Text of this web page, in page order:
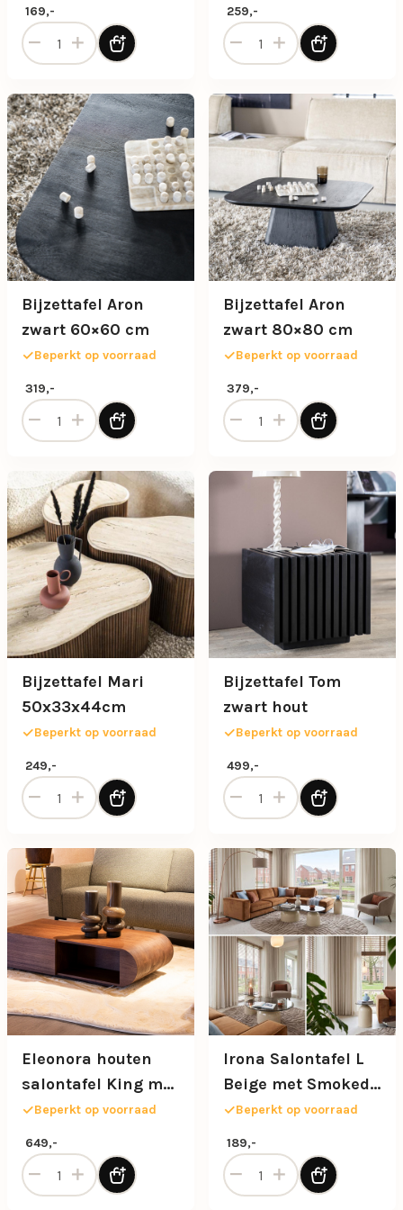
169,-
Bijzettafel “Boogie S” – Zwart Ø55 cm aantal
259,-
Bijzettafel “Boogie” L –
Bijzettafel Aron
zwart 60×60 cm
Beperkt op voorraad
319,-
Bijzettafel Aron zwart 60x60 cm aantal
Bijzettafel Aron
zwart 80×80 cm
Beperkt op voorraad
379,-
Bijzettafel Aron zwart
Bijzettafel Mari
50x33x44cm
Beperkt op voorraad
249,-
Bijzettafel Mari 50x33x44cm aantal
Bijzettafel Tom
zwart hout
Beperkt op voorraad
499,-
Bijzettafel Tom zwart hout
Eleonora houten
salontafel King met
opbergruimte
Beperkt op voorraad
649,-
Eleonora houten salontafel King met opbergruimte aantal
Irona Salontafel L
Beige met Smoked
Glas Ø80 cm
Beperkt op voorraad
189,-
Irona Salontafel L Beige